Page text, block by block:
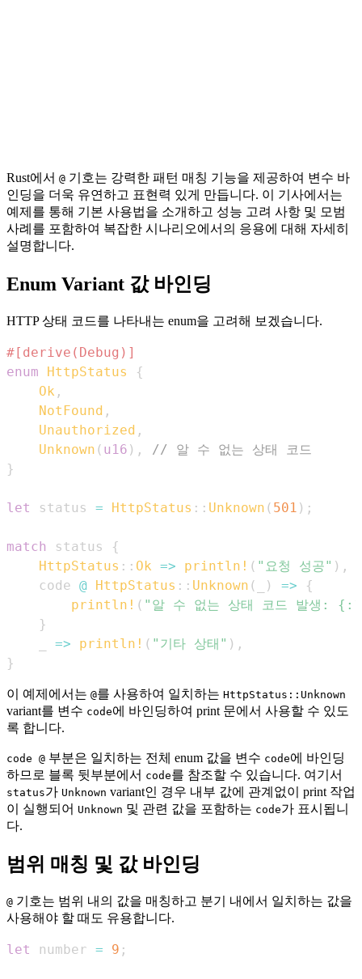
Rust에서 @ 기호는 강력한 패턴 매칭 기능을 제공하여 변수 바
인딩을 더욱 유연하고 표현력 있게 만듭니다. 이 기사에서는
예제를 통해 기본 사용법을 소개하고 성능 고려 사항 및 모범
사례를 포함하여 복잡한 시나리오에서의 응용에 대해 자세히
설명합니다.
Enum Variant 값 바인딩
HTTP 상태 코드를 나타내는 enum을 고려해 보겠습니다.
#[derive(Debug)]
enum
HttpStatus
{
Ok ,
NotFound ,
Unauthorized ,
Unknown ( u16 ) ,
// 알 수 없는 상태 코드
}
let status = HttpStatus :: Unknown ( 501 ) ;
match status
{
HttpStatus :: Ok => println! ( "요청 성공" ) ,
    code
@ HttpStatus :: Unknown ( ) =>
{
println! ( "알 수 없는 상태 코드 발생:
}
=> println! ( "기타 상태" ) ,
}
이 예제에서는 @를 사용하여 일치하는 HttpStatus::Unknown
variant를 변수 code에 바인딩하여 print 문에서 사용할 수 있도
록 합니다.
code @ 부분은 일치하는 전체 enum 값을 변수 code에 바인딩
하므로 블록 뒷부분에서 code를 참조할 수 있습니다. 여기서
status가 Unknown variant인 경우 내부 값에 관계없이 print 작업
이 실행되어 Unknown 및 관련 값을 포함하는 code가 표시됩니
다.
범위 매칭 및 값 바인딩
@ 기호는 범위 내의 값을 매칭하고 분기 내에서 일치하는 값을
사용해야 할 때도 유용합니다.
let number = 9 ;